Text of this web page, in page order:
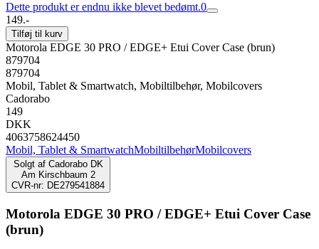
Dette produkt er endnu ikke blevet bedømt.0
149.-
Tilføj til kurv
Motorola EDGE 30 PRO / EDGE+ Etui Cover Case (brun)
879704
879704
Mobil, Tablet & Smartwatch, Mobiltilbehør, Mobilcovers
Cadorabo
149
DKK
4063758624450
Mobil, Tablet & SmartwatchMobiltilbehørMobilcovers
Solgt af Cadorabo DK
Am Kirschbaum 2
CVR-nr: DE279541884
Motorola EDGE 30 PRO / EDGE+ Etui Cover Case
(brun)